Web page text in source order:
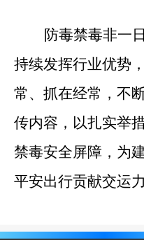
防毒禁毒非一
持续发挥行业优势
常、抓在经常，不
传内容，以扎实举
禁毒安全屏障，为
平安出行贡献交运力